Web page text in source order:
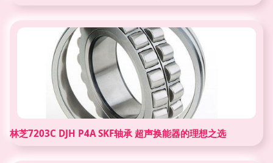
林芝7203C DJH P4A SKF轴承 超声换能器的理想之选